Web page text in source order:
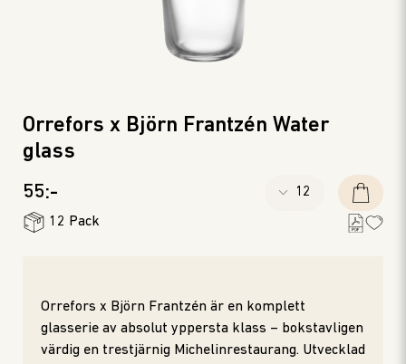
Orrefors x Björn Frantzén Water
glass
55:-
12 Pack
Orrefors x Björn Frantzén är en komplett
glasserie av absolut yppersta klass – bokstavligen
värdig en trestjärnig Michelinrestaurang. Utvecklad